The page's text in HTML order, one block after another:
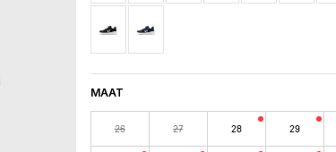
MAAT
26 27 28 29